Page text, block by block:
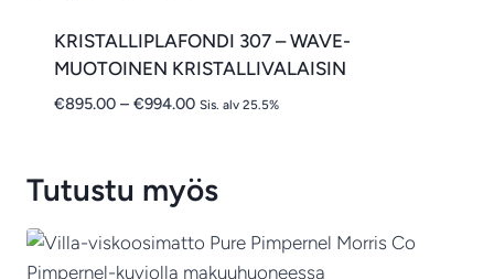
KRISTALLIPLAFONDI 307 – WAVE-
MUOTOINEN KRISTALLIVALAISIN
€895.00 – €994.00Hintaluokka:
€994.00
Sis. alv 25.5%
Tutustu myös